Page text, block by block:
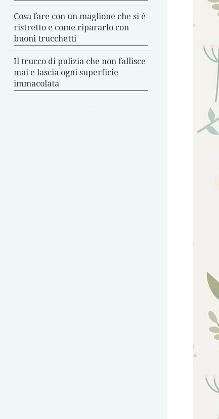
Cosa fare con un maglione che si è
ristretto e come ripararlo con
buoni trucchetti
Il trucco di pulizia che non fallisce
mai e lascia ogni superficie
immacolata